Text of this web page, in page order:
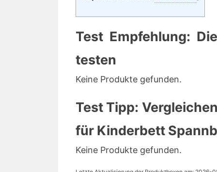
Test Empfehlung:
testen
Keine Produkte gefunden.
Test Tipp:
für Kinderbett
Keine Produkte gefunden.